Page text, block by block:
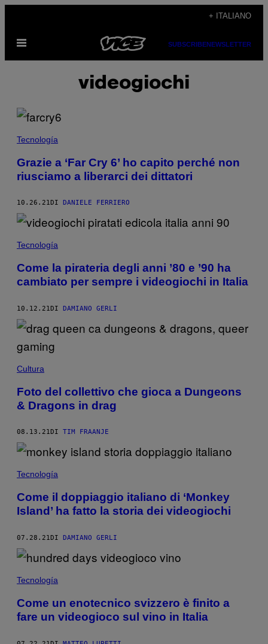
contenuto
+ ITALIANO
Apri
menu
SUBSCRIBENEWSLETTER
videogiochi
Tecnología
Grazie a ‘Far Cry 6’ ho capito perché non
riusciamo a liberarci dei dittatori
10.26.21 DI DANIELE FERRIERO
Tecnología
Come la pirateria degli anni ’80 e ’90 ha
cambiato per sempre i videogiochi in Italia
10.12.21DI DAMIANO GERLI
Cultura
Foto del collettivo che gioca a Dungeons
& Dragons in drag
08.13.21 DI TIM FRAANJE
Tecnología
Come il doppiaggio italiano di ‘Monkey
Island’ ha fatto la storia dei videogiochi
07.28.21DI DAMIANO GERLI
Tecnología
Come un enotecnico svizzero è finito a
fare un videogioco sul vino in Italia